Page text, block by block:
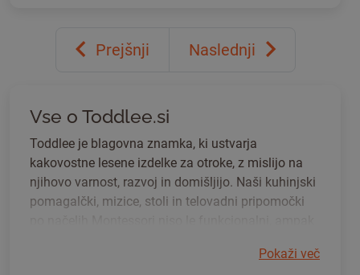
Prejšnji Naslednji
Vse o Toddlee.si
Toddlee je blagovna znamka, ki ustvarja
kakovostne lesene izdelke za otroke, z mislijo na
njihovo varnost, razvoj in domišljijo. Naši kuhinjski
pomagalčki, mizice, stoli in telovadni pripomočki
so tako, da spodbujajo otrokovo samostojnost,
Pokaži več